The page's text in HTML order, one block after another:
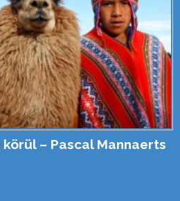
– Pascal Mannaerts